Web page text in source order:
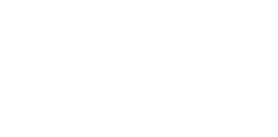
ษรอคุณอยู่!